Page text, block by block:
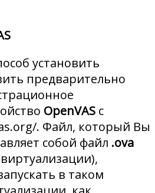
установить
предварительно
OpenVAS с
. Файл, который Вы
собой файл .ova
в таком